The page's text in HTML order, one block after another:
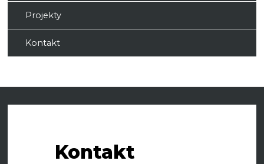
Projekty
Kontakt
Kontakt